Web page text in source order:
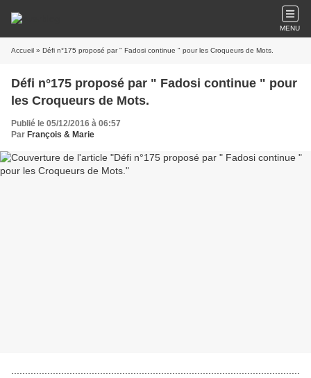
MENU
Accueil » Défi n°175 proposé par " Fadosi continue " pour les Croqueurs de Mots.
Défi n°175 proposé par " Fadosi continue " pour
les Croqueurs de Mots.
Publié le 05/12/2016 à 06:57
Par François & Marie